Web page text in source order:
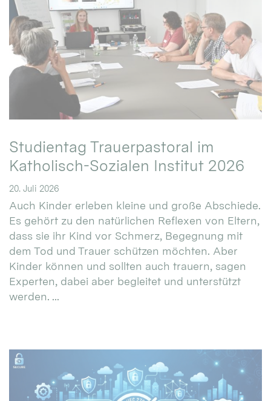
Studientag Trauerpastoral im
Katholisch-Sozialen Institut 2026
20. Juli 2026
Auch Kinder erleben kleine und große Abschiede.
Es gehört zu den natürlichen Reflexen von Eltern,
dass sie ihr Kind vor Schmerz, Begegnung mit
dem Tod und Trauer schützen möchten. Aber
Kinder können und sollten auch trauern, sagen
Experten, dabei aber begleitet und unterstützt
werden. ...